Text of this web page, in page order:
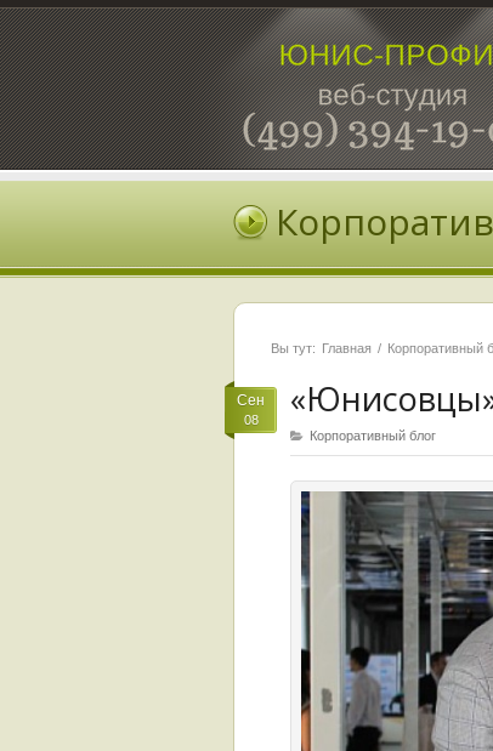
Вы тут: Главная Корпоративный
Сен
08
Корпоративный блог